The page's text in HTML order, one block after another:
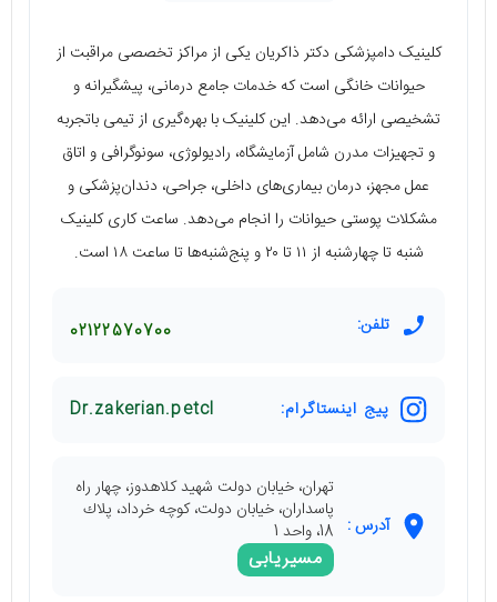
کلینیک دامپزشکی دکتر ذاکریان یکی از مراکز تخصصی مراقبت از
حیوانات خانگی است که خدمات جامع درمانی، پیشگیرانه و
تشخیصی ارائه می‌دهد. این کلینیک با بهره‌گیری از تیمی باتجربه
و تجهیزات مدرن شامل آزمایشگاه، رادیولوژی، سونوگرافی و اتاق
عمل مجهز، درمان بیماری‌های داخلی، جراحی، دندان‌پزشکی و
مشکلات پوستی حیوانات را انجام می‌دهد. ساعت کاری کلینیک
شنبه تا چهارشنبه از ۱۱ تا ۲۰ و پنج‌شنبه‌ها تا ساعت ۱۸ است.
تلفن: 02122570700
پیج اینستاگرام: Dr.zakerian.petcl
آدرس :
تهران، خيابان دولت شهيد كلاهدوز، چهار راه
پاسداران، خيابان دولت، كوچه خرداد، پلاك
18، واحد 1
مسیریابی